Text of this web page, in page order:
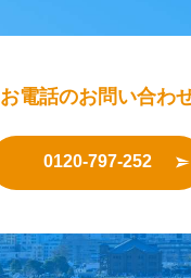
お電話のお問い合わ
0120-797-252